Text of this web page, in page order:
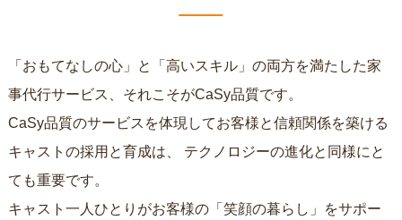
「おもてなしの心」と「高いスキル」の両方を満たした家
事代行サービス、それこそがCaSy品質です。
CaSy品質のサービスを体現してお客様と信頼関係を築ける
キャストの採用と育成は、
ても重要です。
キャスト一人ひとりがお客様の「笑顔の暮らし」をサポー